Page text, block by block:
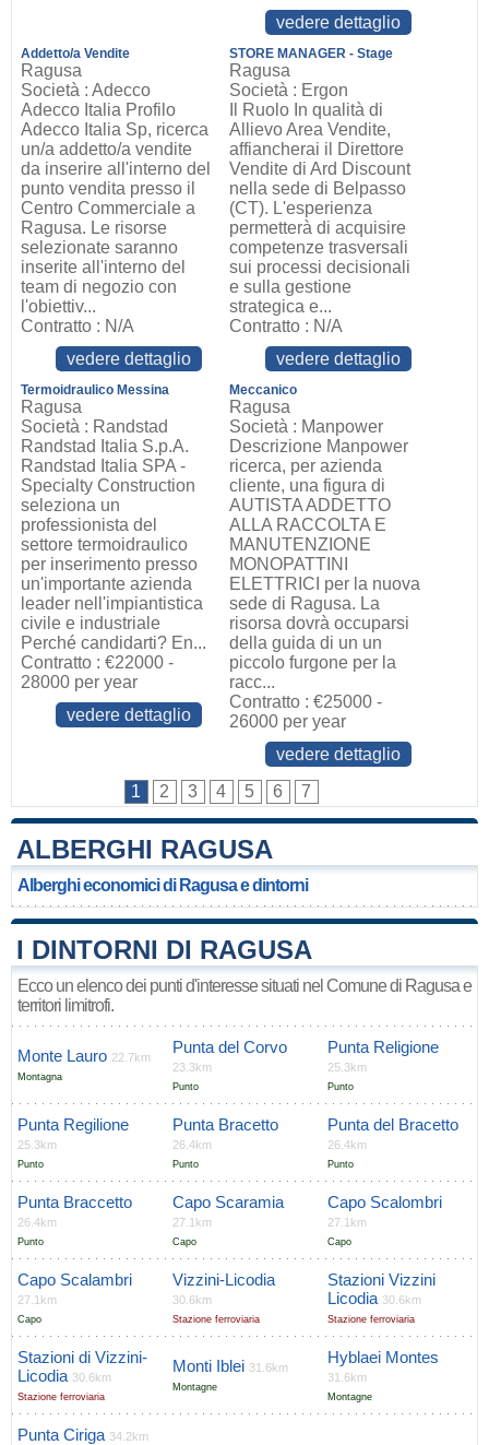
vedere dettaglio
Addetto/a Vendite
Ragusa
Società : Adecco
Adecco Italia Profilo
Adecco Italia Sp, ricerca
un/a addetto/a vendite
da inserire all'interno del
punto vendita presso il
Centro Commerciale a
Ragusa. Le risorse
selezionate saranno
inserite all'interno del
team di negozio con
l'obiettiv...
Contratto : N/A
vedere dettaglio
STORE MANAGER - Stage
Ragusa
Società : Ergon
Il Ruolo In qualità di
Allievo Area Vendite,
affiancherai il Direttore
Vendite di Ard Discount
nella sede di Belpasso
(CT). L'esperienza
permetterà di acquisire
competenze trasversali
sui processi decisionali
e sulla gestione
strategica e...
Contratto : N/A
vedere dettaglio
Termoidraulico Messina
Ragusa
Società : Randstad
Randstad Italia S.p.A.
Randstad Italia SPA -
Specialty Construction
seleziona un
professionista del
settore termoidraulico
per inserimento presso
un'importante azienda
leader nell'impiantistica
civile e industriale
Perché candidarti? En...
Contratto : €22000 -
28000 per year
vedere dettaglio
Meccanico
Ragusa
Società : Manpower
Descrizione Manpower
ricerca, per azienda
cliente, una figura di
AUTISTA ADDETTO
ALLA RACCOLTA E
MANUTENZIONE
MONOPATTINI
ELETTRICI per la nuova
sede di Ragusa. La
risorsa dovrà occuparsi
della guida di un un
piccolo furgone per la
racc...
Contratto : €25000 -
26000 per year
vedere dettaglio
1
2 3 4 5 6 7
ALBERGHI RAGUSA
Alberghi economici di Ragusa e dintorni
I DINTORNI DI RAGUSA
Ecco un elenco dei punti d'interesse situati nel Comune di Ragusa e
territori limitrofi.
Monte Lauro 22.7km
Montagna
Punta del Corvo
23.3km
Punto
Punta Religione
25.3km
Punto
Punta Regilione
25.3km
Punto
Punta Bracetto
26.4km
Punto
Punta del Bracetto
26.4km
Punto
Punta Braccetto
26.4km
Punto
Capo Scaramia
27.1km
Capo
Capo Scalombri
27.1km
Capo
Capo Scalambri
27.1km
Capo
Vizzini-Licodia
30.6km
Stazione ferroviaria
Stazioni Vizzini
Licodia 30.6km
Stazione ferroviaria
Stazioni di Vizzini-
Licodia 30.6km
Stazione ferroviaria
Monti Iblei 31.6km
Montagne
Hyblaei Montes
31.6km
Montagne
Punta Ciriga 34.2km